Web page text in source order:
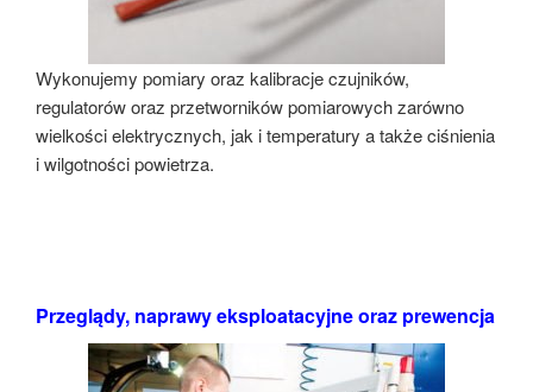
Wykonujemy pomiary oraz kalibracje czujników,
regulatorów oraz przetworników pomiarowych zarówno
wielkości elektrycznych, jak i temperatury a także ciśnienia
i wilgotności powietrza.
Przeglądy, naprawy eksploatacyjne oraz prewencja